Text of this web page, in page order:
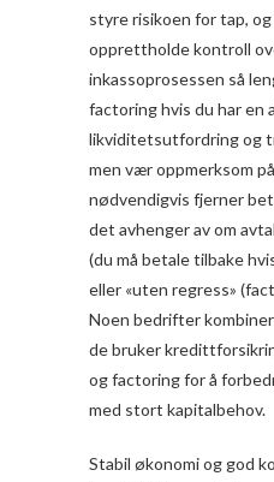
styre risikoen for tap,
opprettholde kontroll
inkassoprosessen så
factoring hvis du har en
likviditetsutfordring og
men vær oppmerksom
nødvendigvis fjerner
det avhenger av om
(du må betale tilbake
eller «uten regress»
Noen bedrifter
de bruker
og factoring for å
med stort kapitalbehov.
Stabil økonomi og god